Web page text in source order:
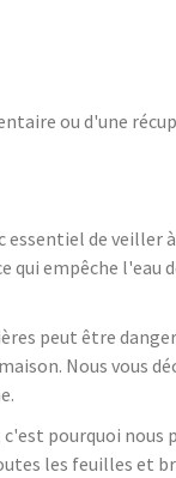
ou d'une
de veiller
empêche l'eau
peut être
Nous vous
pourquoi
les feuilles et